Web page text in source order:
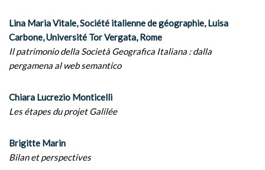
Lina Maria Vitale, Société italienne de géographie, Luisa
Carbone, Université Tor Vergata, Rome
Il patrimonio della Società Geografica Italiana : dalla
pergamena al web semantico
Chiara Lucrezio Monticelli
Les étapes du projet Galilée
Brigitte Marin
Bilan et perspectives